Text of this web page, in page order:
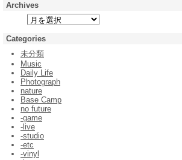
Archives
Categories
未分類
Music
Daily Life
Photograph
nature
Base Camp
no future
-game
-live
-studio
-etc
-vinyl